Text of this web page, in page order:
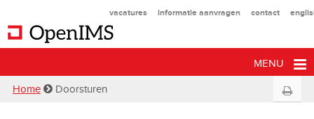
vacatures informatie aanvragen contact
MENU
Home Doorsturen